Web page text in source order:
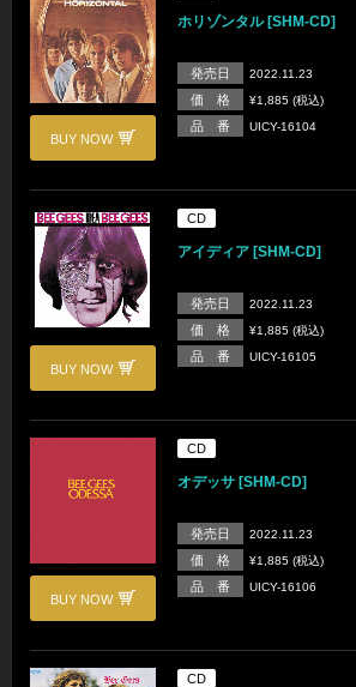
BUY NOW
ホリゾンタル [SHM-CD]
発売日 2022.11.23
価 格 ¥1,885 (税込)
品 番 UICY-16104
BUY NOW
CD
アイディア [SHM-CD]
発売日 2022.11.23
価 格 ¥1,885 (税込)
品 番 UICY-16105
BUY NOW
CD
オデッサ [SHM-CD]
発売日 2022.11.23
価 格 ¥1,885 (税込)
品 番 UICY-16106
CD